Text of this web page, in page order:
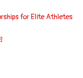
for Elite Athletes